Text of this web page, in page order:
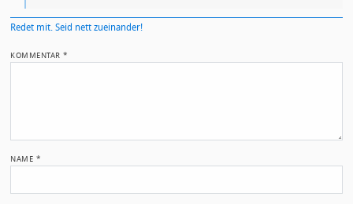
Redet mit. Seid nett zueinander!
KOMMENTAR*
NAME *